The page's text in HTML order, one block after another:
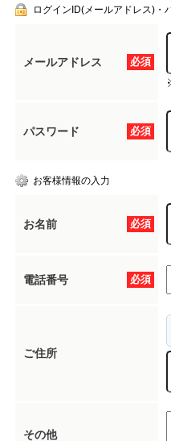
ログインID(メールアドレス)・
必須
メールアドレス
必須
パスワード
お客様情報の入力
必須
お名前
必須
電話番号
ご住所
その他